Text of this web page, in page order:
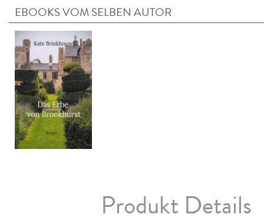
EBOOKS VOM SELBEN AUTOR
Produkt Details